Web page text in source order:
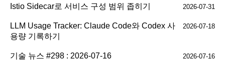
Istio Sidecar로 서비스 구성 범위 좁히기 2026-07-31
LLM Usage Tracker: Claude Code와 Codex 사
용량 기록하기
2026-07-18
기술 뉴스 #298 : 2026-07-16 2026-07-16